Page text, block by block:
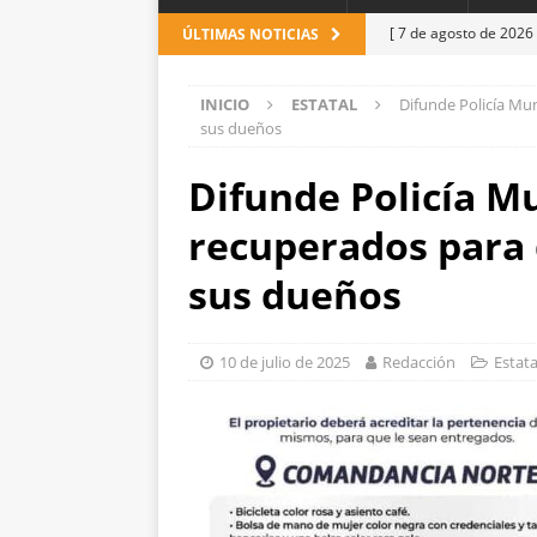
ÚLTIMAS NOTICIAS [ 7 de agosto de 2026
[ 7 de agosto de
[ 7 de agosto de
choque contra una
[ 7 de agosto de 2026
INICIO ESTATAL
Difunde Policía
sus dueños
Difunde Policía
recuperados
sus dueños
10 de julio de 2025 Redacción